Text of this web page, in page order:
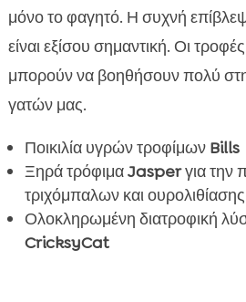
μόνο το φαγητό. Η συχνή
είναι εξίσου σημαντική. Οι
μπορούν να βοηθήσουν πολύ
γατών μας.
Ποικιλία υγρών τροφίμων Bills
Ξηρά τρόφιμαJasperγια την
τριχόμπαλων και ουρολιθίασης
Ολοκληρωμένη διατροφική
CricksyCat